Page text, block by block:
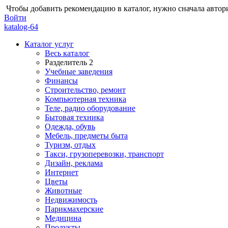
Чтобы добавить рекомендацию в каталог, нужно сначала
Войти
katalog-64
Каталог услуг
Весь каталог
Разделитель 2
Учебные заведения
Финансы
Строительство, ремонт
Компьютерная техника
Теле, радио оборудование
Бытовая техника
Одежда, обувь
Мебель, предметы быта
Туризм, отдых
Такси, грузоперевозки, транспорт
Дизайн, реклама
Интернет
Цветы
Животные
Недвижимость
Парикмахерские
Медицина